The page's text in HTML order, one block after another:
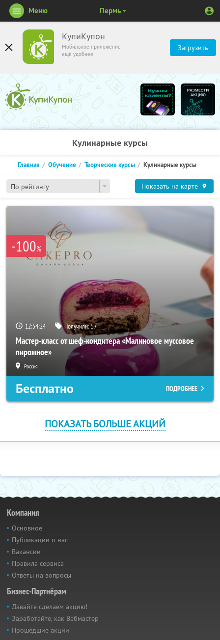
КупиКупон
Мобильное приложение
ещё удобнее
Загрузить
Меню Пермь
Кулинарные курсы
По рейтингу
Главная Обучение Творческие курсы Кулинарные курсы
Показать на карте
-100%
12:54:23 Получили:57
Мастер-класс от шеф-кондитера «Малиновое муссовое
пирожное»
Россия
Бесплатно ПОДРОБНЕЕ
ПОКАЗАТЬ БОЛЬШЕ АКЦИЙ
Компания
Основное
Публикации о нас
Вакансии
Правила сервиса
Ответы на вопросы
Бизнес-Партнёрам
Давайте сделаем акцию!
Заработайте, как Вебмастер
Прошедшие акции